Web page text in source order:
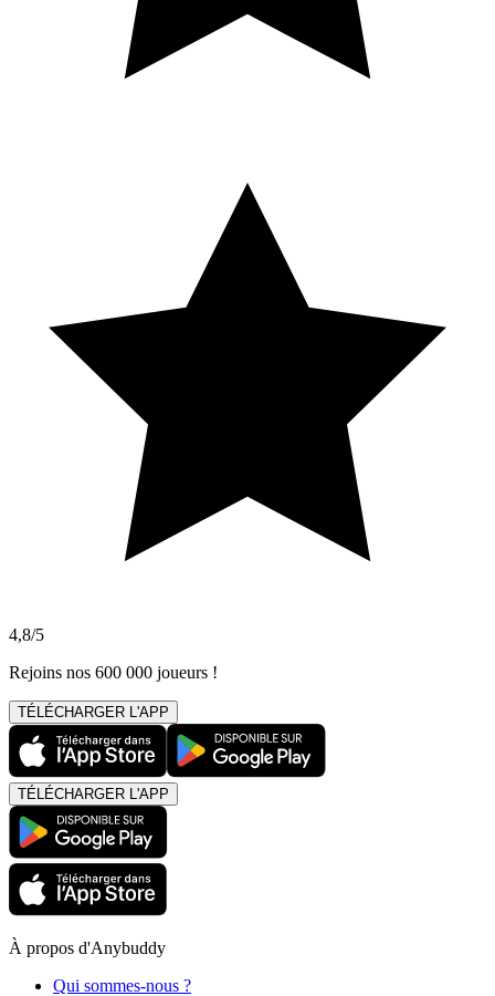
4,8/5
Rejoins nos 600 000 joueurs !
TÉLÉCHARGER L'APP
TÉLÉCHARGER L'APP
À propos d'Anybuddy
Qui sommes-nous ?